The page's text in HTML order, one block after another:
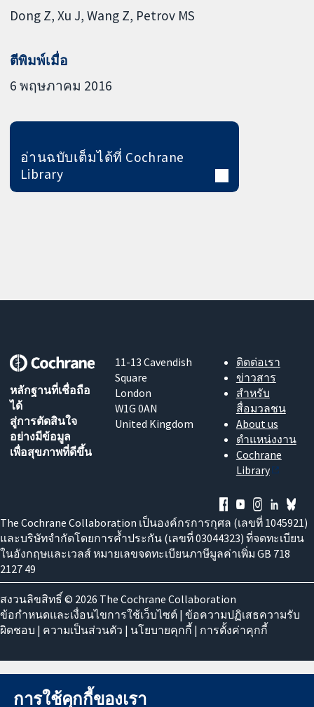
Dong Z Xu J Wang Z Petrov MS
ตีพิมพ์เมื่อ
6 พฤษภาคม 2016
อ่านฉบับเต็มได้ที่ Cochrane
Library
หลักฐานที่เชื่อถือ
ได้
สู่การตัดสินใจ
อย่างมีข้อมูล
เพื่อสุขภาพที่ดีขึ้น
11-13 Cavendish
Square
London
W1G 0AN
United Kingdom
ติดต่อเรา
ข่าวสาร
สำหรับ
สื่อมวลชน
About us
ตำแหน่งงาน
Cochrane
Library
The Cochrane Collaboration เป็นองค์กรการกุศล (เลขที่ 1045921)
และบริษัทจำกัดโดยการค้ำประกัน (เลขที่ 03044323) ที่จดทะเบียน
ในอังกฤษและเวลส์ หมายเลขจดทะเบียนภาษีมูลค่าเพิ่ม GB 718
2127 49
สงวนลิขสิทธิ์ © 2026 The Cochrane Collaboration
ข้อกำหนดและเงื่อนไขการใช้เว็บไซต์ | ข้อความปฏิเสธความรับ
ผิดชอบ | ความเป็นส่วนตัว | นโยบายคุกกี้ | การตั้งค่าคุกกี้
การใช้คุกกี้ของเรา